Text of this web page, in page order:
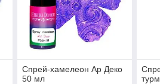
Спрей-хамелеон Ар Деко
50 мл